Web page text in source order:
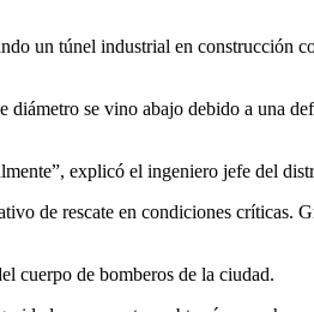
un túnel industrial en construcción
se vino abajo debido a una
explicó el ingeniero jefe del
de rescate en condiciones críticas.
cuerpo de bomberos de la ciudad.